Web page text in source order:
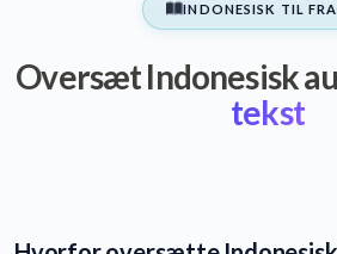
INDONESISK TIL
Oversæt Indonesisk
tekst